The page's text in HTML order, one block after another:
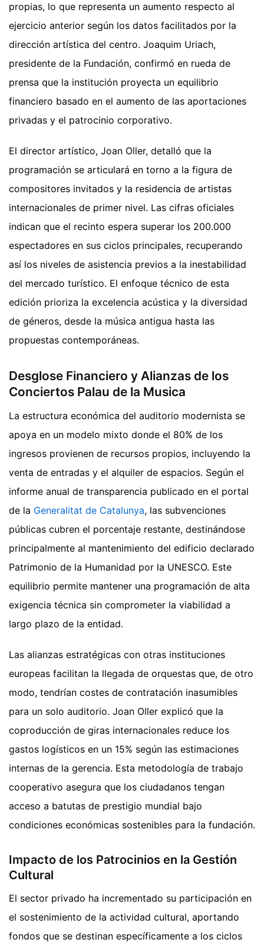
propias, lo que representa un aumento respecto al
ejercicio anterior según los datos facilitados por la
dirección artística del centro. Joaquim Uriach,
presidente de la Fundación, confirmó en rueda de
prensa que la institución proyecta un equilibrio
financiero basado en el aumento de las aportaciones
privadas y el patrocinio corporativo.
El director artístico, Joan Oller, detalló que la
programación se articulará en torno a la figura de
compositores invitados y la residencia de artistas
internacionales de primer nivel. Las cifras oficiales
indican que el recinto espera superar los 200.000
espectadores en sus ciclos principales, recuperando
así los niveles de asistencia previos a la inestabilidad
del mercado turístico. El enfoque técnico de esta
edición prioriza la excelencia acústica y la diversidad
de géneros, desde la música antigua hasta las
propuestas contemporáneas.
Desglose Financiero y Alianzas de los
Conciertos Palau de la Musica
La estructura económica del auditorio modernista se
apoya en un modelo mixto donde el 80% de los
ingresos provienen de recursos propios, incluyendo la
venta de entradas y el alquiler de espacios. Según el
informe anual de transparencia publicado en el portal
de la Generalitat de Catalunya, las subvenciones
públicas cubren el porcentaje restante, destinándose
principalmente al mantenimiento del edificio declarado
Patrimonio de la Humanidad por la UNESCO. Este
equilibrio permite mantener una programación de alta
exigencia técnica sin comprometer la viabilidad a
largo plazo de la entidad.
Las alianzas estratégicas con otras instituciones
europeas facilitan la llegada de orquestas que, de otro
modo, tendrían costes de contratación inasumibles
para un solo auditorio. Joan Oller explicó que la
coproducción de giras internacionales reduce los
gastos logísticos en un 15% según las estimaciones
internas de la gerencia. Esta metodología de trabajo
cooperativo asegura que los ciudadanos tengan
acceso a batutas de prestigio mundial bajo
condiciones económicas sostenibles para la fundación.
Impacto de los Patrocinios en la Gestión
Cultural
El sector privado ha incrementado su participación en
el sostenimiento de la actividad cultural, aportando
fondos que se destinan específicamente a los ciclos